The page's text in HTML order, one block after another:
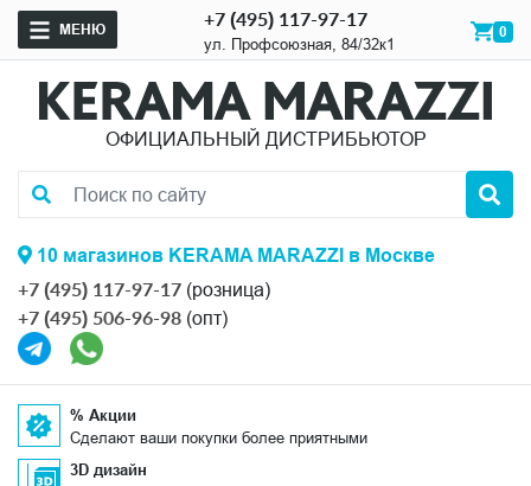
МЕНЮ +7 (495) 117-97-17
ул. Профсоюзная, 84/32к1
0
ОФИЦИАЛЬНЫЙ ДИСТРИБЬЮТОР
10 магазинов KERAMA MARAZZI в Москве
+7 (495) 117-97-17 (розница)
+7 (495) 506-96-98 (опт)
% Акции
Сделают ваши покупки более приятными
3D дизайн